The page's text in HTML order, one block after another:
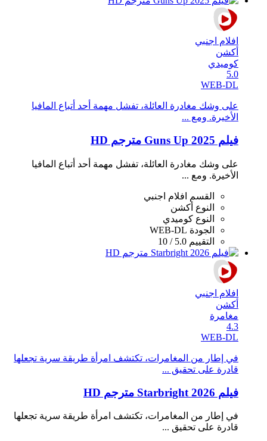
افلام اجنبي
أكشن
كوميدي
5.0
WEB-DL
على وشك مغادرة العائلة، تفشل مهمة أحد أتباع المافيا
الأخيرة. ومع ...
فيلم Guns Up 2025 مترجم HD
على وشك مغادرة العائلة، تفشل مهمة أحد أتباع المافيا
الأخيرة. ومع ...
القسم
افلام اجنبي
النوع أكشن
النوع كوميدي
الجودة WEB-DL
التقييم 5.0 / 10
افلام اجنبي
أكشن
مغامرة
4.3
WEB-DL
في إطار من المغامرات، تكتشف امرأة طريقة سرية تجعلها
قادرة على تحقيق ...
فيلم Starbright 2026 مترجم HD
في إطار من المغامرات، تكتشف امرأة طريقة سرية تجعلها
قادرة على تحقيق ...